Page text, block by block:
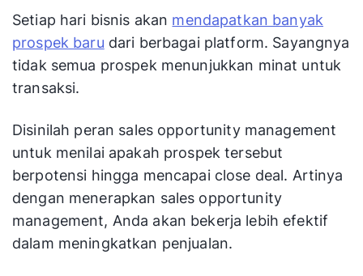
Setiap hari bisnis akan mendapatkan banyak
prospek baru dari berbagai platform. Sayangnya
tidak semua prospek menunjukkan minat untuk
transaksi.
Disinilah peran sales opportunity management
untuk menilai apakah prospek tersebut
berpotensi hingga mencapai close deal. Artinya
dengan menerapkan sales opportunity
management, Anda akan bekerja lebih efektif
dalam meningkatkan penjualan.